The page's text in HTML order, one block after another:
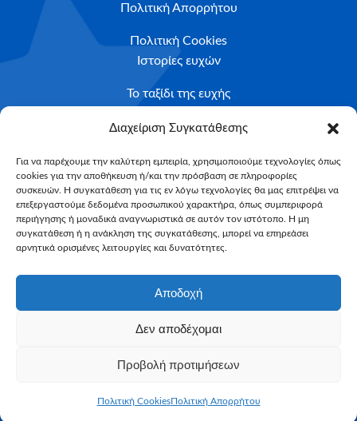
Διαχείριση Συγκατάθεσης
Για να παρέχουμε την καλύτερη εμπειρία, χρησιμοποιούμε τεχνολογίες όπως
cookies για την αποθήκευση ή/και την πρόσβαση σε πληροφορίες
συσκευών. Η συγκατάθεση για τις εν λόγω τεχνολογίες θα μας επιτρέψει να
επεξεργαστούμε δεδομένα προσωπικού χαρακτήρα, όπως συμπεριφορά
περιήγησης ή μοναδικά αναγνωριστικά σε αυτόν τον ιστότοπο. Η μη
συγκατάθεση ή η ανάκληση της συγκατάθεσης, μπορεί να επηρεάσει
αρνητικά ορισμένες λειτουργίες και δυνατότητες.
Αποδοχή
Δεν αποδέχομαι
Προβολή προτιμήσεων
Πολιτική CookiesΠολιτική Απορρήτου
Πολιτική Απορρήτου
Πολιτική Cookies
Ιστορίες ευχών
Το ταξίδι της ευχής
Κριτήρια Καταλληλότητας
Υποβολή Αιτήματος
NEWSLETTER
Email*
All Rights Reserved